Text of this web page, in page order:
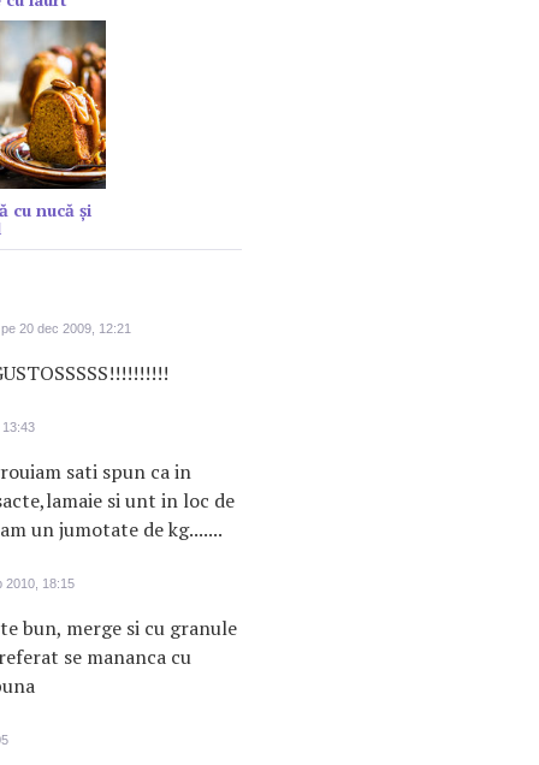
cu nucă și
20 dec 2009, 12:21
sati spun ca in
si unt in loc de
un jumotate de kg.......
2010, 18:15
bun, merge si cu granule
se mananca cu